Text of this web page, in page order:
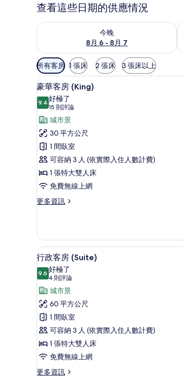
查看這些日期的供應情況
今晚
8月 6 - 8月 7
查看今晚 (8月 6 - 8月 7) 的供應情況
可
用
的
客
房
篩
選
條
件
所有客房 1 張床 2 張床 3 張床以上
顯
示
豪
華
客
房
(King)
的
所
有
13
豪華客房 (King)
9.49.4 分，滿分 10 分
好極了
15 則評論
(15
則
評
論)
城市景
30 平方公尺
1 間臥室
可容納 3 人 (依實際入住人數計費)
1 張特大雙人床
免費無線上網
更多資訊
更
客
房
(King)
的
詳
顯
示
行
政
客
房
(Suite)
的
所
有
行政客房
9
行政客房 (Suite)
9.69.6 分，滿分 10 分
好極了
4 則評論
(4
則
評
論)
城市景
60 平方公尺
1 間臥室
可容納 3 人 (依實際入住人數計費)
1 張特大雙人床
免費無線上網
更多資訊
更